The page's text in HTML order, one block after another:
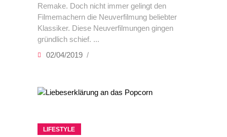
Remake. Doch nicht immer gelingt den
Filmemachern die Neuverfilmung beliebter
Klassiker. Diese Neuverfilmungen gingen
gründlich schief.
02/04/2019
LIFESTYLE